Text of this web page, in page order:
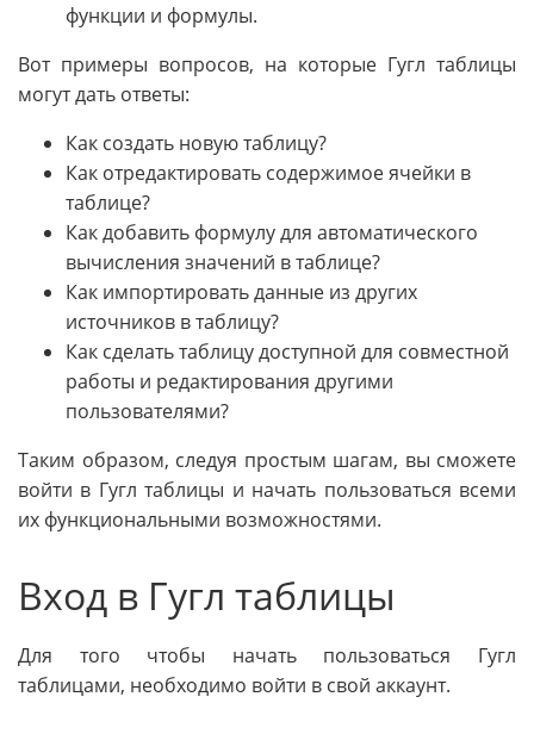
функции и формулы.
Вот примеры вопросов, на которые Гугл таблицы
могут дать ответы:
Как создать новую таблицу?
Как отредактировать содержимое ячейки в
таблице?
Как добавить формулу для автоматического
вычисления значений в таблице?
Как импортировать данные из других
источников в таблицу?
Как сделать таблицу доступной для совместной
работы и редактирования другими
пользователями?
Таким образом, следуя простым шагам, вы сможете
войти в Гугл таблицы и начать пользоваться всеми
их функциональными возможностями.
Вход в Гугл таблицы
Для того чтобы начать пользоваться Гугл
таблицами, необходимо войти в свой аккаунт.